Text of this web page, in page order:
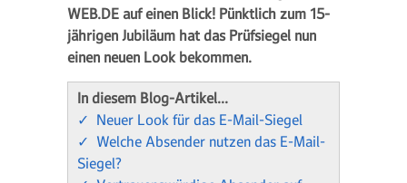
WEB.DE auf einen Blick! Pünktlich zum 15-
jährigen Jubiläum hat das Prüfsiegel nun
einen neuen Look bekommen.
In diesem Blog-Artikel…
✓ Neuer Look für das E-Mail-Siegel
✓ Welche Absender nutzen das E-Mail-
Siegel?